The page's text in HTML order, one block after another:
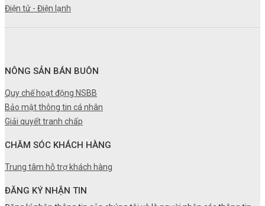
Điện tử - Điện lạnh
NÔNG SẢN BÁN BUÔN
Quy chế hoạt động NSBB
Bảo mật thông tin cá nhân
Giải quyết tranh chấp
CHĂM SÓC KHÁCH HÀNG
Trung tâm hỗ trợ khách hàng
ĐĂNG KÝ NHẬN TIN